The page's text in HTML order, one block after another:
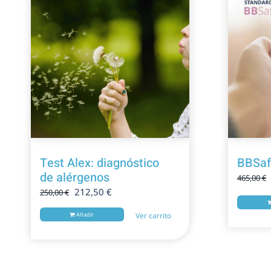
¡Oferta!
Test Alex: diagnóstico
de alérgenos
250,00€ El
original
212,50 €El
actualVer carrito
Añadir
465,00€